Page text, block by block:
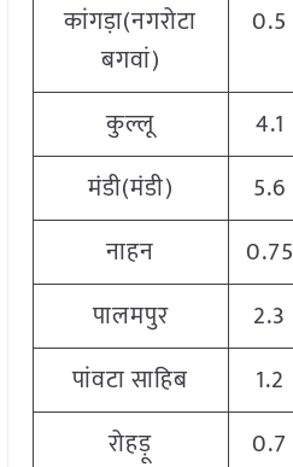
कांगड़ा(नगरोटा
बगवां)
0.5
कुल्लू 4.1
मंडी(मंडी)
5.6
नाहन
0.75
पालमपुर
2.3
पांवटा साहिब
1.2
रोहड़ू
0.7